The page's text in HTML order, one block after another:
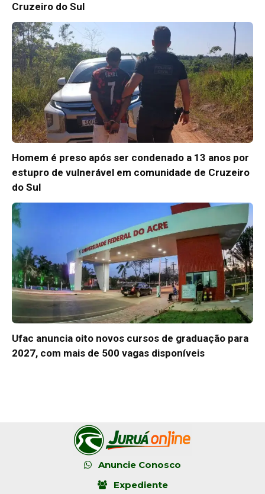
Cruzeiro do Sul
Homem é preso após ser condenado a 13 anos por
estupro de vulnerável em comunidade de Cruzeiro
do Sul
Ufac anuncia oito novos cursos de graduação para
2027, com mais de 500 vagas disponíveis
Anuncie Conosco
Expediente